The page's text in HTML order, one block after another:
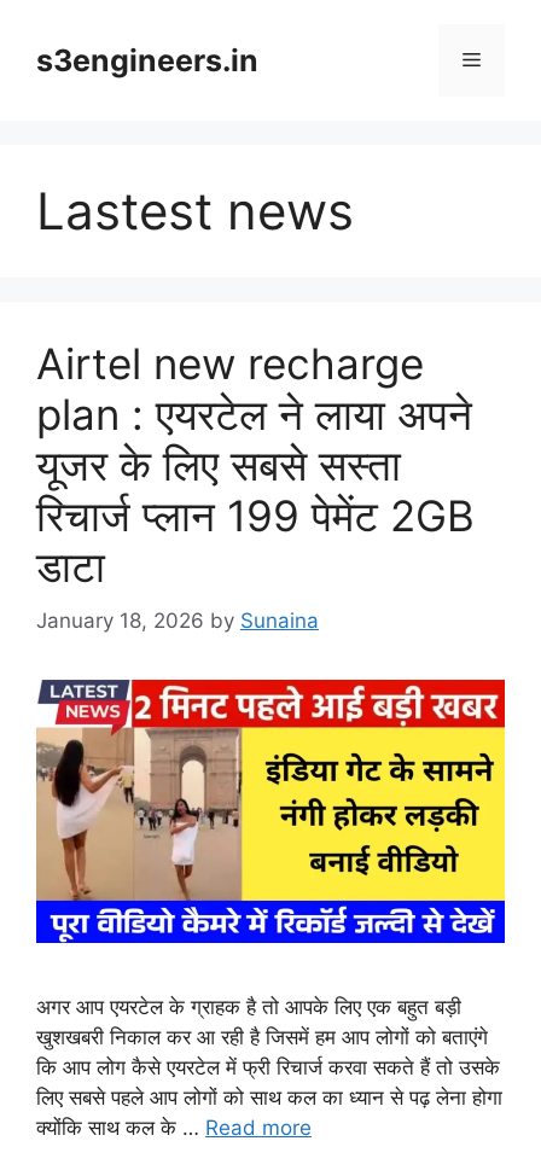
contents3engineers.in Menu
Lastest news
Airtel new recharge
plan : एयरटेल ने लाया अपने
यूजर के लिए सबसे सस्ता
रिचार्ज प्लान 199 पेमेंट 2GB
डाटा
January 18, 2026 by Sunaina
अगर आप एयरटेल के ग्राहक है तो आपके लिए एक बहुत बड़ी
खुशखबरी निकाल कर आ रही है जिसमें हम आप लोगों को बताएंगे
कि आप लोग कैसे एयरटेल में फ्री रिचार्ज करवा सकते हैं तो उसके
लिए सबसे पहले आप लोगों को साथ कल का ध्यान से पढ़ लेना होगा
क्योंकि साथ कल के … Read more